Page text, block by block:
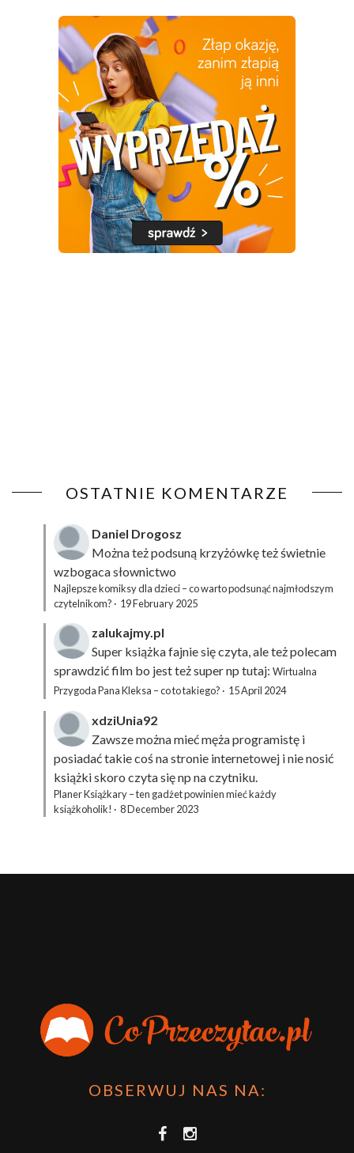
OSTATNIE KOMENTARZE
Daniel Drogosz
Można też podsuną krzyżówkęteż świetnie
wzbogaca słownictwo
Najlepsze komiksy dla dzieci – co warto podsunąć najmłodszym
czytelnikom? · 19 February 2025
zalukajmy.pl
Super książka fajnie się czyta, ale też polecam
sprawdzić film bo jest też super np tutaj: Wirtualna
Przygoda Pana Kleksa – co to takiego? · 15 April 2024
xdziUnia92
Zawsze można mieć męża programistę i
posiadać takie coś na stronie internetowej i nie nosić
książki skoro czyta się np na czytniku.
Planer Książkary – ten gadżet powinien mieć każdy
książkoholik! · 8 December 2023
OBSERWUJ NAS NA: